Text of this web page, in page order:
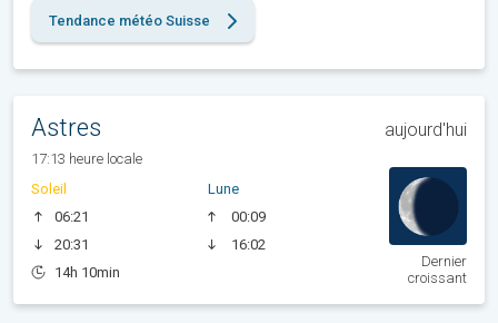
Tendance météo Suisse
Astres aujourd'hui
17:13 heure locale
Soleil
06:21
20:31
14h 10min
Lune
00:09
16:02
Dernier
croissant